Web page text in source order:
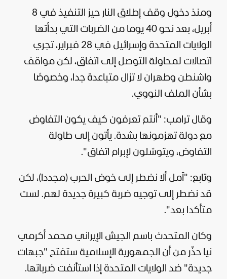
ومنذ دخول وقف إطلاق النار حيز التنفيذ في 8
أبريل، بعد نحو 40 يوما من الضربات التي بدأتها
الولايات المتحدة وإسرائيل في 28 فبراير، تجري
اتصالات لمحاولة التوصل إلى اتفاق، لكن مواقف
واشنطن وطهران لا تزال متباعدة جدا، وخصوصًا
بشأن الملف النووي.
وقال ترامب: "أنتم تعرفون كيف يكون التفاوض
مع دولة تهزمونها بشدة. يأتون إلى طاولة
التفاوض، ويتوسّلون لإبرام اتفاق".
وتابع: "آمل ألا نضطر إلى خوض الحرب (مجددا)، لكن
قد نضطر إلى توجيه ضربة كبيرة جديدة لهم. لست
متأكدا بعد".
وكان المتحدث باسم الجيش الإيراني محمد أكرمي
نيا حذّر من أن الجمهورية الإسلامية ستفتح "جبهات
جديدة" ضد الولايات المتحدة إذا استأنفت ضرباتها.